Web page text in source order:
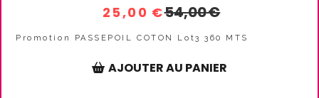
25,00 €54,00€
Promotion PASSEPOIL COTON Lot3 360 MTS
AJOUTER AU PANIER